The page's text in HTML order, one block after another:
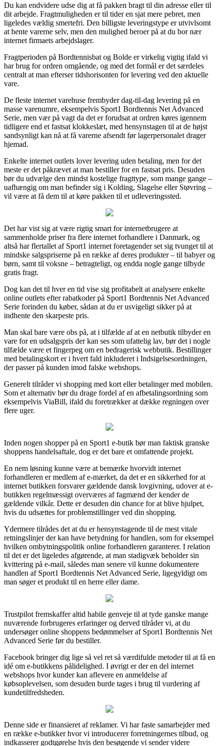
Du kan endvidere udse dig at få pakken bragt til din adresse eller til
dit arbejde. Fragtmuligheden er til tider en sjat mere pebret, men
ligeledes vældig smertefri. Den billigste leveringstype er utvivlsomt
at hente varerne selv, men den mulighed beroer på at du bor nær
internet firmaets arbejdslager.
Fragtperioden på Bordtennisbat og Bolde er virkelig vigtig ifald vi
har brug for ordren omgående, og med det formål er det særdeles
centralt at man efterser tidshorisonten for levering ved den aktuelle
vare.
De fleste internet varehuse frembyder dag-til-dag levering på en
masse varenumre, eksempelvis Sport1 Bordtennis Net Advanced
Serie, men vær på vagt da det er forudsat at ordren køres igennem
tidligere end et fastsat klokkeslæt, med hensynstagen til at de højst
sandsynligt kan nå at få varerne afsendt før lagerpersonalet drager
hjemad.
Enkelte internet outlets lover levering uden betaling, men for det
meste er det påkrævet at man bestiller for en fastsat pris. Desuden
bør du udvælge den mindst kostelige fragttype, som mange gange –
uafhængig om man befinder sig i Kolding, Slagelse eller Støvring –
vil være at få dem til at køre pakken til et udleveringssted.
Det har vist sig at være rigtig smart for internetbrugere at
sammenholde priser fra flere internet forhandlere i Danmark, og
altså har flertallet af Sport1 internet foretagender set sig tvunget til at
mindske salgspriserne på en række af deres produkter – til babyer og
børn, samt til voksne – betragteligt, og endda nogle gange tilbyde
gratis fragt.
Dog kan det til hver en tid vise sig profitabelt at analysere enkelte
online outlets efter rabatkoder på Sport1 Bordtennis Net Advanced
Serie forinden du køber, sådan at du er usvigeligt sikker på at
indhente den skarpeste pris.
Man skal bare være obs på, at i tilfælde af at en netbutik tilbyder en
vare for en udsalgspris der kan ses som ufattelig lav, bør det i nogle
tilfælde være et fingerpeg om en bedragerisk webbutik. Bestillinger
med betalingskort er i hvert fald inkluderet i Indsigelsesordningen,
der passer på kunden imod falske webshops.
Generelt tilråder vi shopping med kort eller betalinger med mobilen.
Som et alternativ bør du drage fordel af en afbetalingsordning som
eksempelvis ViaBill, ifald du foretrækker at dække regningen over
flere uger.
Inden nogen shopper på en Sport1 e-butik bør man faktisk granske
shoppens handelsaftale, dog er det bare et omfattende projekt.
En nem løsning kunne være at bemærke hvorvidt internet
forhandleren er medlem af e-mærket, da det er en sikkerhed for at
internet butikken forsvarer gældende dansk lovgivning, udover at e-
butikken regelmæssigt overværes af fagmænd der kender de
gældende vilkår. Dette er desuden din chance for at blive hjulpet,
hvis du udsættes for problemstillinger ved din shopping.
Ydermere tilrådes det at du er hensynstagende til de mest vitale
retningslinjer der kan have betydning for handlen, som for eksempel
hvilken ombytningspolitik online forhandleren garanterer. I relation
til det er det ligeledes afgørende, at man stadigvæk beholder sin
kvittering på e-mail, således man senere vil kunne dokumentere
handlen af Sport1 Bordtennis Net Advanced Serie, ligegyldigt om
man søger et produkt til en herre eller dame.
Trustpilot fremskaffer altid habile genveje til at tyde ganske mange
nuværende forbrugeres erfaringer og derved tilråder vi, at du
undersøger online shoppens bedømmelser af Sport1 Bordtennis Net
Advanced Serie før du bestiller.
Facebook bringer dig lige så vel ret så værdifulde metoder til at få en
idé om e-butikkens pålidelighed. I øvrigt er der en del internet
webshops hvor kunder kan aflevere en anmeldelse af
købsoplevelsen, som desuden burde tages i brug til vurdering af
kundetilfredsheden.
Denne side er finansieret af reklamer. Vi har faste samarbejder med
en række e-butikker hvor vi introducerer forretningernes tilbud, og
indkasserer godtgørelse hvis den besøgende vi sender videre